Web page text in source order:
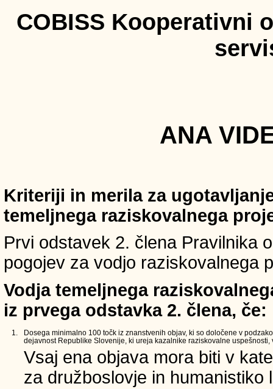
COBISS Kooperativni
ANA
Kriteriji in merila za
temeljnega raziskovalnega
Prvi odstavek 2. člena Pravilnika
pogojev za vodjo raziskovalnega
Vodja temeljnega
iz prvega odstavka 2. člena, če:
1.
Dosega minimalno 100 točk iz znanstvenih objav, ki so določene v
dejavnost Republike Slovenije, ki ureja kazalnike raziskovalne uspešnosti,
Vsaj ena objava mora biti v
za družboslovje in humanistiko